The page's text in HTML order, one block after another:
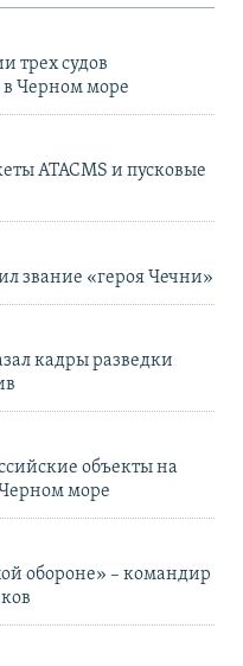
трех судов
в Черном море
ATACMS и пусковые
звание «героя Чечни»
кадры разведки
объекты на
море
обороне» – командир